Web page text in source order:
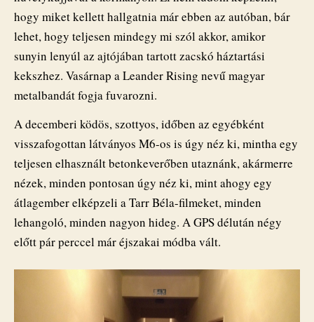
hogy miket kellett hallgatnia már ebben az autóban, bár
lehet, hogy teljesen mindegy mi szól akkor, amikor
sunyin lenyúl az ajtójában tartott zacskó háztartási
kekszhez. Vasárnap a Leander Rising nevű magyar
metalbandát fogja fuvarozni.
A decemberi ködös, szottyos, időben az egyébként
visszafogottan látványos M6-os is úgy néz ki, mintha egy
teljesen elhasznált betonkeverőben utaznánk, akármerre
nézek, minden pontosan úgy néz ki, mint ahogy egy
átlagember elképzeli a Tarr Béla-filmeket, minden
lehangoló, minden nagyon hideg. A GPS délután négy
előtt pár perccel már éjszakai módba vált.